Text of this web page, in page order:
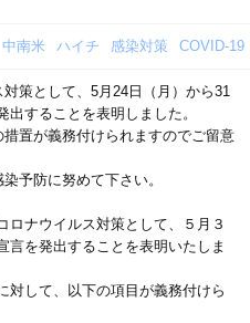
中南米 ハイチ 感染対策 COVID-19
策として、5月24日（月）から31
することを表明しました。
置が義務付けられますのでご留意
予防に努めて下さい。
ナウイルス対策として、５月３
言を発出することを表明いたしま
して、以下の項目が義務付けら